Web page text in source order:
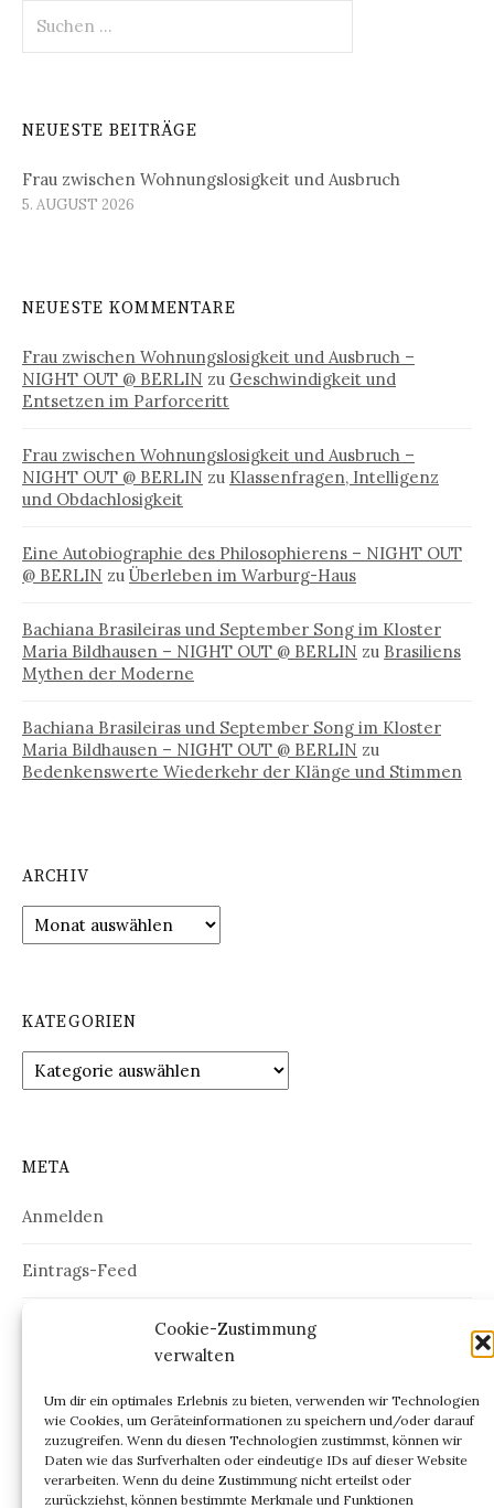
Cookie-Zustimmung
verwalten
Um dir ein optimales Erlebnis zu bieten, verwenden wir Technologien
wie Cookies, um Geräteinformationen zu speichern und/oder darauf
zuzugreifen. Wenn du diesen Technologien zustimmst, können wir
Daten wie das Surfverhalten oder eindeutige IDs auf dieser Website
verarbeiten. Wenn du deine Zustimmung nicht erteilst oder
zurückziehst, können bestimmte Merkmale und Funktionen
nach:
NEUESTE BEITRÄGE
Frau zwischen Wohnungslosigkeit und Ausbruch
5. AUGUST 2026
NEUESTE KOMMENTARE
Frau zwischen Wohnungslosigkeit und Ausbruch –
NIGHT OUT @ BERLIN zu Geschwindigkeit und
Entsetzen im Parforceritt
Frau zwischen Wohnungslosigkeit und Ausbruch –
NIGHT OUT @ BERLIN zu Klassenfragen, Intelligenz
und Obdachlosigkeit
Eine Autobiographie des Philosophierens – NIGHT OUT
@ BERLIN zu Überleben im Warburg-Haus
Bachiana Brasileiras und September Song im Kloster
Maria Bildhausen – NIGHT OUT @ BERLIN zu Brasiliens
Mythen der Moderne
Bachiana Brasileiras und September Song im Kloster
Maria Bildhausen – NIGHT OUT @ BERLIN zu
Bedenkenswerte Wiederkehr der Klänge und Stimmen
ARCHIV
Archiv
KATEGORIEN
Kategorien
META
Anmelden
Eintrags-Feed
Kommentar-Feed
ARCHIV